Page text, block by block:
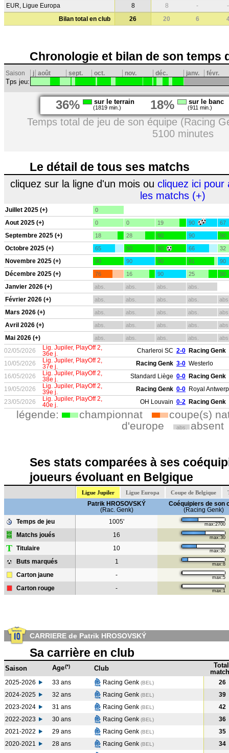
EUR, Ligue Europa
8 8 -
-
Bilan total en club
26 20 6
Chronologie et bilan de son temps
Saison j août sept. oct. nov. déc. janv. févr.
Tps jeu:
36% sur le terrain
(1819 min.) 18% sur le banc
(911 min.)
Temps total de jeu de son équipe (Racing
5100 minutes
Le détail de tous ses matchs
cliquez sur la ligne d'un mois ou cliquez ici pour
les matchs (+)
Juillet 2025 (+) 0
Aout 2025 (+) 0 0 19 90 67
Septembre 2025 (+) 18 28 90 90 90
Octobre 2025 (+) 65 90 90 66 32
Novembre 2025 (+) 90 90 90 81 90
Décembre 2025 (+) 76 16 90 25 90
Janvier 2026 (+) abs. abs. abs. abs.
Février 2026 (+) abs. abs. abs. abs.
Mars 2026 (+) abs. abs. abs. abs.
Avril 2026 (+) abs. abs. abs. abs.
Mai 2026 (+) abs. abs. abs. abs.
02/05/2026
Lig. Jupiler, PlayOff 2,
36e j.
Charleroi SC 2-0 Racing Genk
10/05/2026
Lig. Jupiler, PlayOff 2,
37e j.
Racing Genk 3-0 Westerlo
16/05/2026
Lig. Jupiler, PlayOff 2,
38e j.
Standard Liège 0-0 Racing Genk
19/05/2026
Lig. Jupiler, PlayOff 2,
39e j.
Racing Genk 0-0 Royal Antwerp
23/05/2026
Lig. Jupiler, PlayOff 2,
40e j.
OH Louvain 0-2 Racing Genk
légende: championnat
coupe(s)
d'europe
abs. absent
Ses stats comparées à ses
joueurs évoluant en Belgique
Ligue Jupiler Ligue Europa Coupe de Belgique
Patrik HROSOVSKÝ
(Rac. Genk)
Coéquipiers de son
(Racing Genk)
Temps de jeu
1005' max:2700
Matchs joués 16 max:30
T Titulaire 10 max:30
Buts marqués 1 max:8
Carton jaune - max:5
Carton rouge - max:1
CARRIERE de Patrik HROSOVSKÝ
Sa carrière en club
Saison Age(*) Club
Total
2025-2026 33 ans Racing Genk (BEL)
26
2024-2025
32 ans Racing Genk (BEL )
39
2023-2024
31 ans Racing Genk (BEL )
42
2022-2023
30 ans Racing Genk (BEL )
36
2021-2022
29 ans Racing Genk (BEL )
35
2020-2021
28 ans Racing Genk (BEL )
34